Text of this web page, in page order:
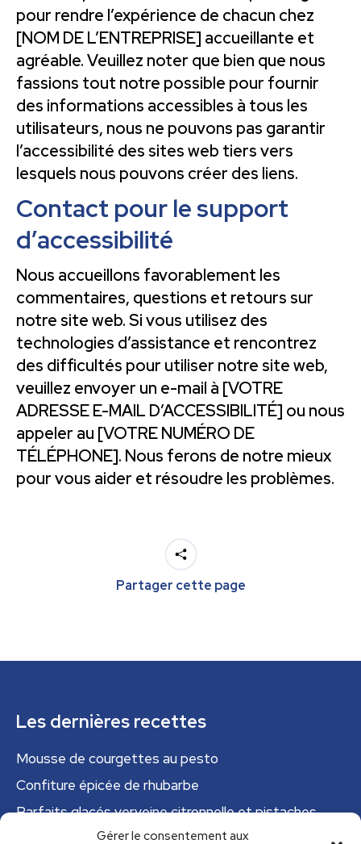
Gérer le consentement aux
pour rendre l’expérience de chacun chez
[NOM DE L’ENTREPRISE] accueillante et
agréable. Veuillez noter que bien que nous
fassions tout notre possible pour fournir
des informations accessibles à tous les
utilisateurs, nous ne pouvons pas garantir
l’accessibilité des sites web tiers vers
lesquels nous pouvons créer des liens.
Contact pour le support
d’accessibilité
Nous accueillons favorablement les
commentaires, questions et retours sur
notre site web. Si vous utilisez des
technologies d’assistance et rencontrez
des difficultés pour utiliser notre site web,
veuillez envoyer un e-mail à [VOTRE
ADRESSE E-MAIL D’ACCESSIBILITÉ] ou nous
appeler au [VOTRE NUMÉRO DE
TÉLÉPHONE]. Nous ferons de notre mieux
pour vous aider et résoudre les problèmes.
Partager cette page
Les dernières recettes
Mousse de courgettes au pesto
Confiture épicée de rhubarbe
Parfaits glacés verveine citronnelle et pistaches
Tajine tunisien à la courgette (IG bas)